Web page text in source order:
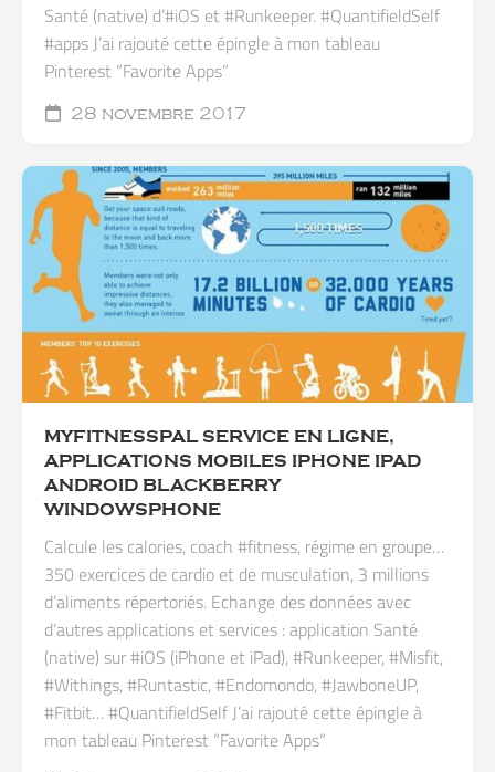
Santé (native) d’#iOS et #Runkeeper. #QuantifieldSelf
#apps J’ai rajouté cette épingle à mon tableau
Pinterest “Favorite Apps”
28 novembre 2017
MYFITNESSPAL SERVICE EN LIGNE,
APPLICATIONS MOBILES IPHONE IPAD
ANDROID BLACKBERRY
WINDOWSPHONE
Calcule les calories, coach #fitness, régime en groupe…
350 exercices de cardio et de musculation, 3 millions
d’aliments répertoriés. Echange des données avec
d’autres applications et services : application Santé
(native) sur #iOS (iPhone et iPad), #Runkeeper, #Misfit,
#Withings, #Runtastic, #Endomondo, #JawboneUP,
#Fitbit… #QuantifieldSelf J’ai rajouté cette épingle à
mon tableau Pinterest “Favorite Apps”